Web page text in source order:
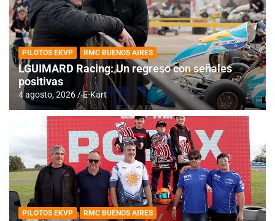
PILOTOS EKVP RMC BUENOS AIRES
LGUIMARD Racing: Un regreso con señales
positivas
4 agosto, 2026 E-Kart
PILOTOS EKVP RMC BUENOS AIRES